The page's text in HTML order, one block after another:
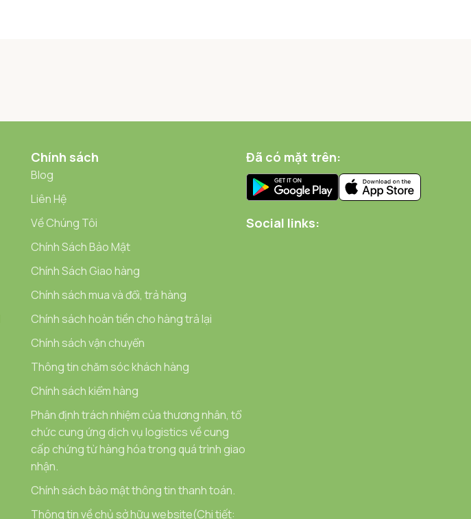
Chính sách
Blog
Liên Hệ
Về Chúng Tôi
Chính Sách Bảo Mật
Chính Sách Giao hàng
Chính sách mua và đổi, trả hàng
Chính sách hoàn tiền cho hàng trả lại
Chính sách vận chuyển
Thông tin chăm sóc khách hàng
Chính sách kiểm hàng
Phân định trách nhiệm của thương nhân, tổ
chức cung ứng dịch vụ logistics về cung
cấp chứng từ hàng hóa trong quá trình giao
nhận.
Chính sách bảo mật thông tin thanh toán.
Thông tin về chủ sở hữu website(Chi tiết:
Đã có mặt trên:
Social links: